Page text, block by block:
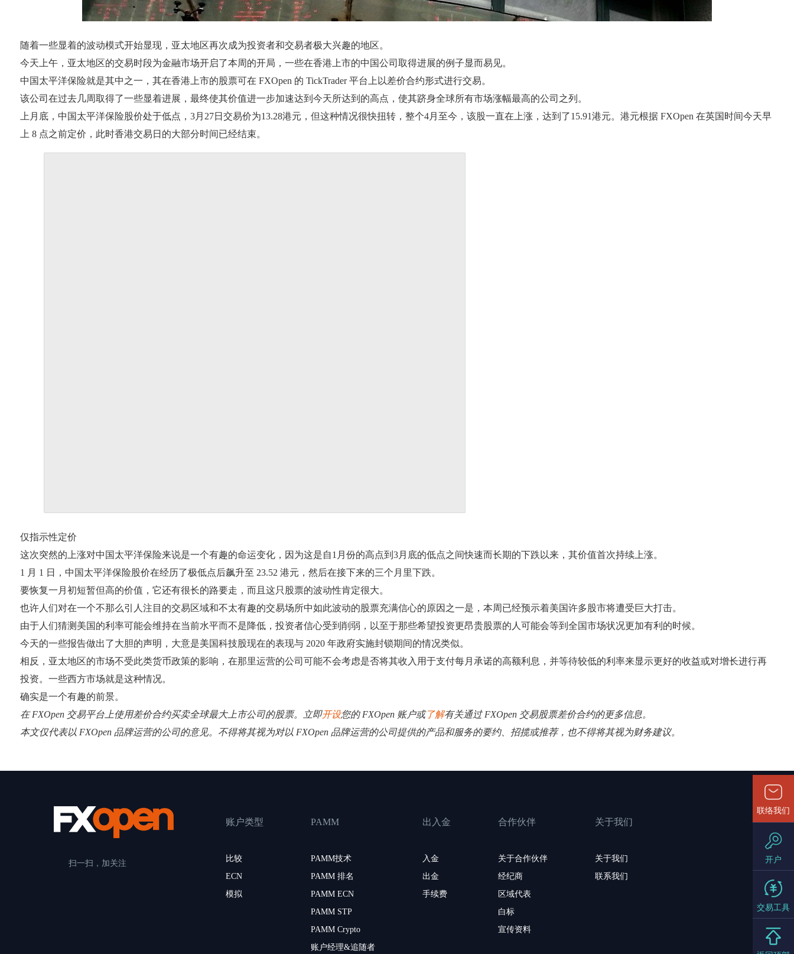
随着一些显着的波动模式开始显现，亚太地区再次成为投资者和交易者极大兴趣的地区。
今天上午，亚太地区的交易时段为金融市场开启了本周的开局，一些在香港上市的中国公司取得进展的例子显而易见。
中国太平洋保险就是其中之一，其在香港上市的股票可在 FXOpen 的 TickTrader 平台上以差价合约形式进行交易。
该公司在过去几周取得了一些显着进展，最终使其价值进一步加速达到今天所达到的高点，使其跻身全球所有市场涨幅最高的公司之列。
上月底，中国太平洋保险股价处于低点，3月27日交易价为13.28港元，但这种情况很快扭转，整个4月至今，该股一直在上涨，达到了15.91港元。港元根据 FXOpen 在英国时间今天早
上 8 点之前定价，此时香港交易日的大部分时间已经结束。
仅指示性定价
这次突然的上涨对中国太平洋保险来说是一个有趣的命运变化，因为这是自1月份的高点到3月底的低点之间快速而长期的下跌以来，其价值首次持续上涨。
1 月 1 日，中国太平洋保险股价在经历了极低点后飙升至 23.52 港元，然后在接下来的三个月里下跌。
要恢复一月初短暂但高的价值，它还有很长的路要走，而且这只股票的波动性肯定很大。
也许人们对在一个不那么引人注目的交易区域和不太有趣的交易场所中如此波动的股票充满信心的原因之一是，本周已经预示着美国许多股市将遭受巨大打击。
由于人们猜测美国的利率可能会维持在当前水平而不是降低，投资者信心受到削弱，以至于那些希望投资更昂贵股票的人可能会等到全国市场状况更加有利的时候。
今天的一些报告做出了大胆的声明，大意是美国科技股现在的表现与 2020 年政府实施封锁期间的情况类似。
相反，亚太地区的市场不受此类货币政策的影响，在那里运营的公司可能不会考虑是否将其收入用于支付每月承诺的高额利息，并等待较低的利率来显示更好的收益或对增长进行再
投资。一些西方市场就是这种情况。
确实是一个有趣的前景。
在 FXOpen 交易平台上使用差价合约买卖全球最大上市公司的股票。立即开设您的 FXOpen 账户或了解有关通过 FXOpen 交易股票差价合约的更多信息。
本文仅代表以 FXOpen 品牌运营的公司的意见。不得将其视为对以 FXOpen 品牌运营的公司提供的产品和服务的要约、招揽或推荐，也不得将其视为财务建议。
扫一扫，加关注
账户类型
比较
ECN
模拟
PAMM
PAMM技术
PAMM 排名
PAMM ECN
PAMM STP
PAMM Crypto
账户经理&追随者
出入金
入金
出金
手续费
合作伙伴
关于合作伙伴
经纪商
区域代表
白标
宣传资料
关于我们
关于我们
联系我们
联络我们
开户
交易工具